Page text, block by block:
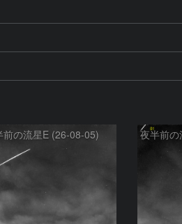
前の流星E (26-08-05) 夜半前